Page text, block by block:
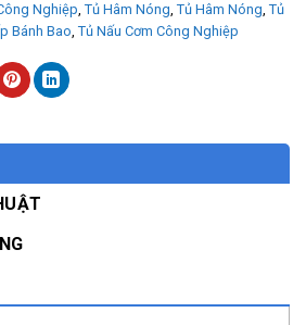
Nghiệp, Tủ Hâm Nóng, Tủ Hâm Nóng, Tủ
Bánh Bao, Tủ Nấu Cơm Công Nghiệp